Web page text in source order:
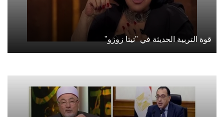
قوة التربية الحديثة في "تيتا زوزو"